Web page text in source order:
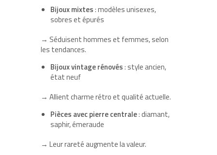
Bijoux mixtes: modèles unisexes,
sobres et épurés
→ Séduisent hommes et femmes, selon
les tendances.
Bijoux vintage rénovés: style ancien,
état neuf
→ Allient charme rétro et qualité actuelle.
Pièces avec pierre centrale: diamant,
saphir, émeraude
→ Leur rareté augmente la valeur.